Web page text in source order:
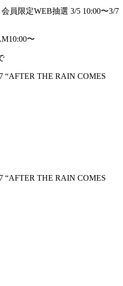
会員限定WEB抽選 3/5 10:00〜3/7
〜
“AFTER THE RAIN COMES
“AFTER THE RAIN COMES